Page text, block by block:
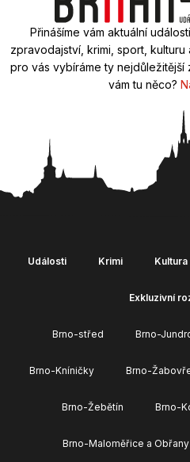
Přinášíme vám aktuální
zpravodajství, krimi, sport,
pro vás vybíráme ty nejdůležitější
vám tu něco?
Události Krimi Kultura
Exkluzivní
Brno-střed Brno-
Brno-Kníničky Brno-
Brno-Žebětín Brno-
Brno-Maloměřice a Obřany